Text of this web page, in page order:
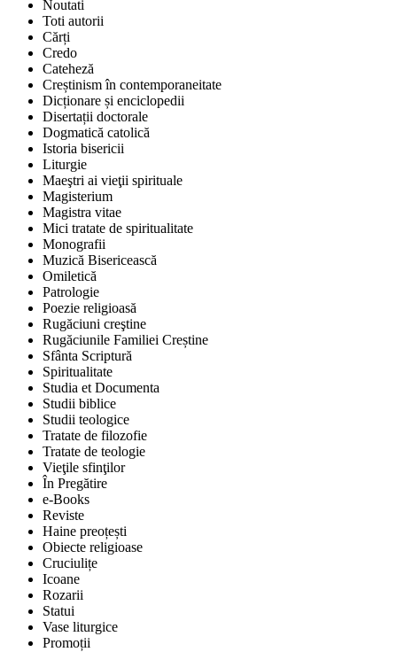
Noutati
Toti autorii
Cărți
Credo
Cateheză
Creștinism în contemporaneitate
Dicționare și enciclopedii
Disertații doctorale
Dogmatică catolică
Istoria bisericii
Liturgie
Maeştri ai vieţii spirituale
Magisterium
Magistra vitae
Mici tratate de spiritualitate
Monografii
Muzică Bisericească
Omiletică
Patrologie
Poezie religioasă
Rugăciuni creştine
Rugăciunile Familiei Creștine
Sfânta Scriptură
Spiritualitate
Studia et Documenta
Studii biblice
Studii teologice
Tratate de filozofie
Tratate de teologie
Vieţile sfinţilor
În Pregătire
e-Books
Reviste
Haine preoțești
Obiecte religioase
Cruciulițe
Icoane
Rozarii
Statui
Vase liturgice
Promoții